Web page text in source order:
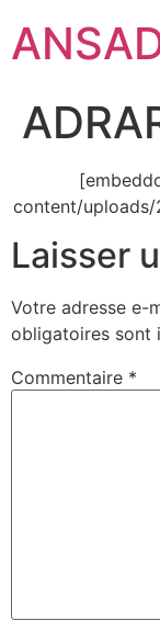
content/uploads/
Laisser
Votre adresse e-
obligatoires sont
Commentaire *